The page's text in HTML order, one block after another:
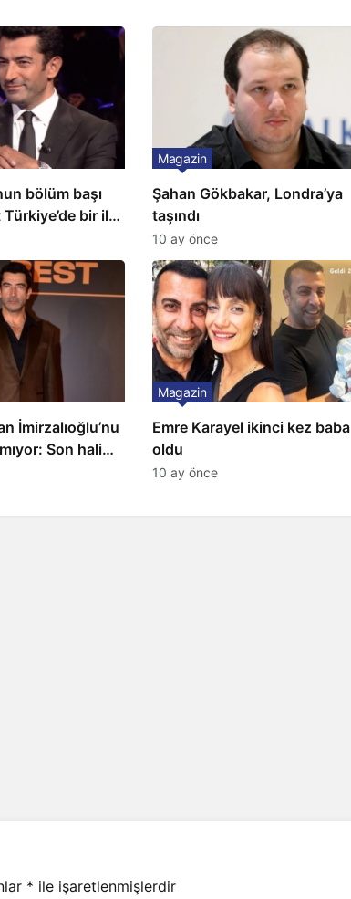
bölüm başı
bir ilk:
dikti!
Şahan Gökbakar, Londra’ya
taşındı
Magazin
10 ay önce
İmirzalıoğlu’nu
Son hali
Emre Karayel ikinci kez baba
oldu
Magazin
10 ay önce
* ile işaretlenmişlerdir